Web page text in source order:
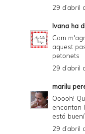
29 d’abril
Ivana ha
Com
aquest
petonets
29 d’abril
marilu
Ooooh!
encantan
está
29 d’abril